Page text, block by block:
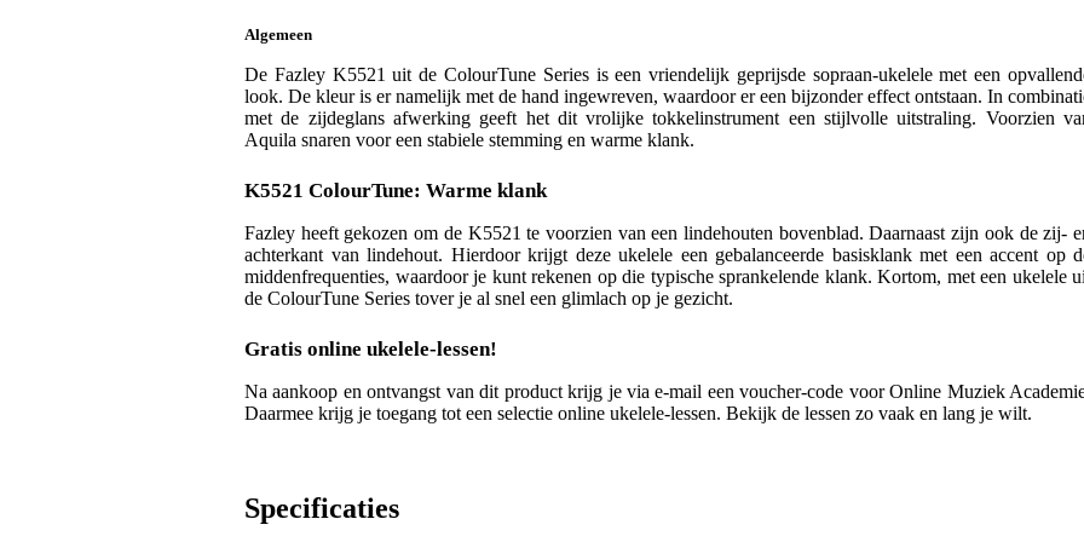
Algemeen
De Fazley K5521 uit de ColourTune Series is een vriendelijk geprijsde sopraan-ukelele met een
look. De kleur is er namelijk met de hand ingewreven, waardoor er een bijzonder effect ontstaan. In
met de zijdeglans afwerking geeft het dit vrolijke tokkelinstrument een stijlvolle uitstraling. Voorzien
Aquila snaren voor een stabiele stemming en warme klank.
K5521 ColourTune: Warme klank
Fazley heeft gekozen om de K5521 te voorzien van een lindehouten bovenblad. Daarnaast zijn ook de zij-
achterkant van lindehout. Hierdoor krijgt deze ukelele een gebalanceerde basisklank met een accent op
middenfrequenties, waardoor je kunt rekenen op die typische sprankelende klank. Kortom, met een ukelele
de ColourTune Series tover je al snel een glimlach op je gezicht.
Gratis online ukelele-lessen!
Na aankoop en ontvangst van dit product krijg je via e-mail een voucher-code voor Online Muziek
Daarmee krijg je toegang tot een selectie online ukelele-lessen. Bekijk de lessen zo vaak en lang je wilt.
Specificaties